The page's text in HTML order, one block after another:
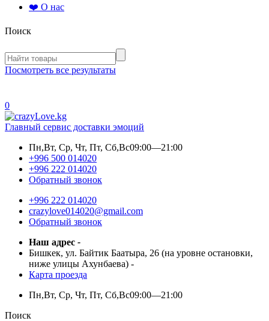
❤️ О нас
Поиск
Посмотреть все результаты
0
Главный сервис доставки эмоций
Пн,Вт, Ср, Чт, Пт, Сб,Вс09:00—21:00
+996 500 014020
+996 222 014020
Обратный звонок
+996 222 014020
crazylove014020@gmail.com
Обратный звонок
Наш адрес -
Бишкек, ул. Байтик Баатыра, 26 (на уровне остановки,
ниже улицы Ахунбаева) -
Карта проезда
Пн,Вт, Ср, Чт, Пт, Сб,Вс09:00—21:00
Поиск